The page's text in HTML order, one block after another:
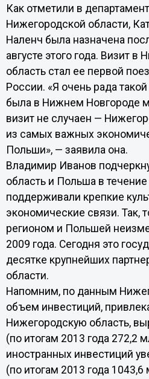
Как отметили в
Нижегородской области,
Наленч была назначена
августе этого года. Визит в
область стал ее первой
России. «Я очень рада
была в Нижнем Новгороде
визит не случаен —
из самых важных
Польши», — заявила она.
Владимир Иванов
область и Польша в
поддерживали крепкие
экономические связи. Так,
регионом и Польшей
2009 года. Сегодня это
десятке крупнейших
области.
Напомним, по данным
объем инвестиций,
Нижегородскую область,
(по итогам 2013 года 272,2
иностранных инвестиций
(по итогам 2013 года